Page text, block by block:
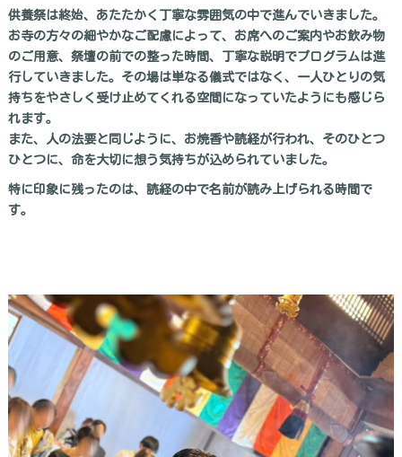
供養祭は終始、あたたかく丁寧な雰囲気の中で進んでいきました。
お寺の方々の細やかなご配慮によって、お席へのご案内やお飲み物
のご用意、祭壇の前での整った時間、丁寧な説明でプログラムは進
行していきました。その場は単なる儀式ではなく、一人ひとりの気
持ちをやさしく受け止めてくれる空間になっていたようにも感じら
れます。
また、人の法要と同じように、お焼香や読経が行われ、そのひとつ
ひとつに、命を大切に想う気持ちが込められていました。
特に印象に残ったのは、読経の中で名前が読み上げられる時間で
す。